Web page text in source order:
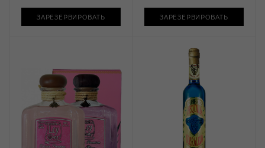
ЗАРЕЗЕРВИРОВАТЬ ЗАРЕЗЕРВИРОВАТЬ